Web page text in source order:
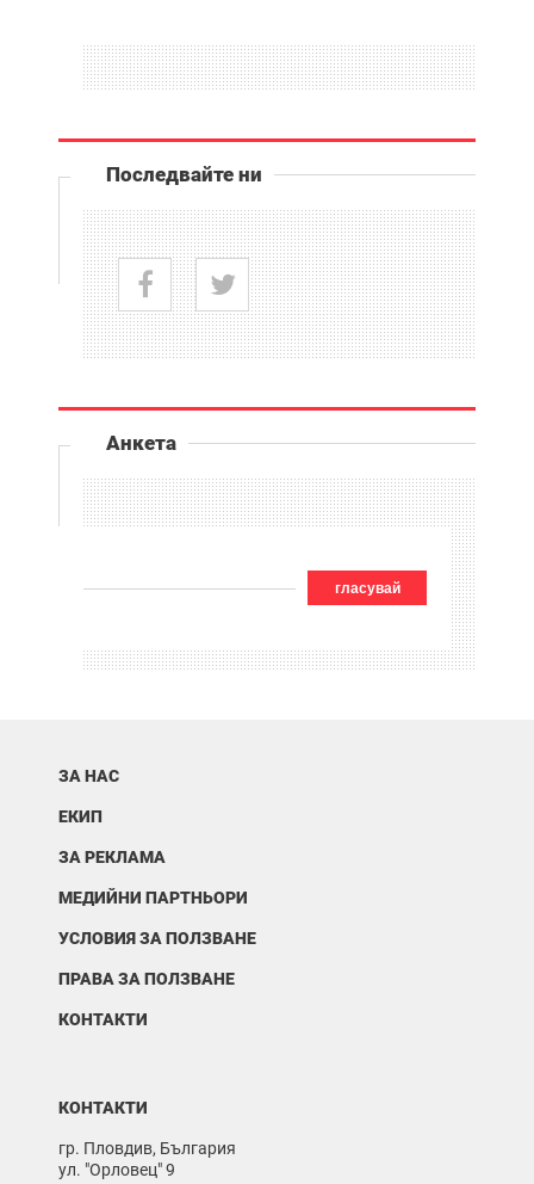
Последвайте ни
Анкета
гласувай
ЗА НАС
ЕКИП
ЗА РЕКЛАМА
МЕДИЙНИ ПАРТНЬОРИ
УСЛОВИЯ ЗА ПОЛЗВАНЕ
ПРАВА ЗА ПОЛЗВАНЕ
КОНТАКТИ
КОНТАКТИ
гр. Пловдив, България
ул. "Орловец" 9